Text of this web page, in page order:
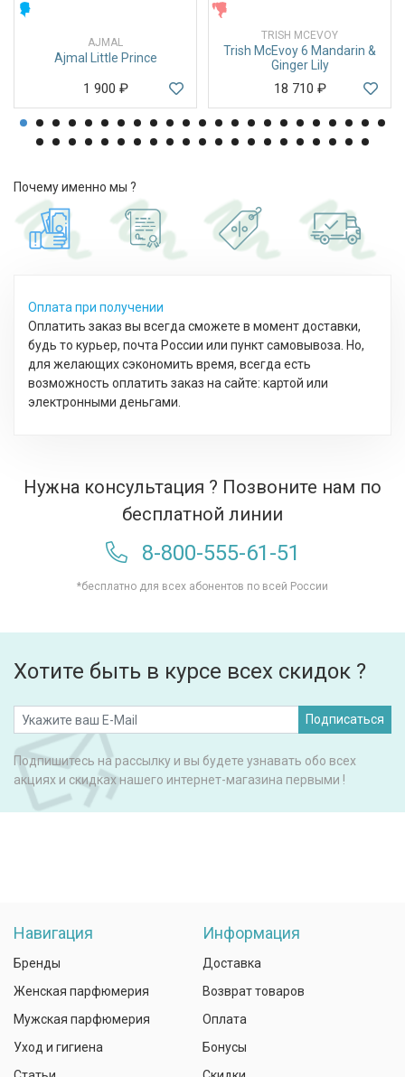
AJMAL
Ajmal Little Prince
1 900 ₽
TRISH MCEVOY
Trish McEvoy 6 Mandarin &
Ginger Lily
18 710 ₽
Почему именно мы ?
Оплата при получении
Оплатить заказ вы всегда сможете в момент доставки,
будь то курьер, почта России или пункт самовывоза. Но,
для желающих сэкономить время, всегда есть
возможность оплатить заказ на сайте: картой или
электронными деньгами.
Нужна консультация ? Позвоните нам по
бесплатной линии
8-800-555-61-51
*бесплатно для всех абонентов по всей России
Хотите быть в курсе всех скидок ?
Подписаться
Подпишитесь на рассылку и вы будете узнавать обо всех
акциях и скидках нашего интернет-магазина первыми !
Навигация
Бренды
Женская парфюмерия
Мужская парфюмерия
Уход и гигиена
Информация
Доставка
Возврат товаров
Оплата
Бонусы